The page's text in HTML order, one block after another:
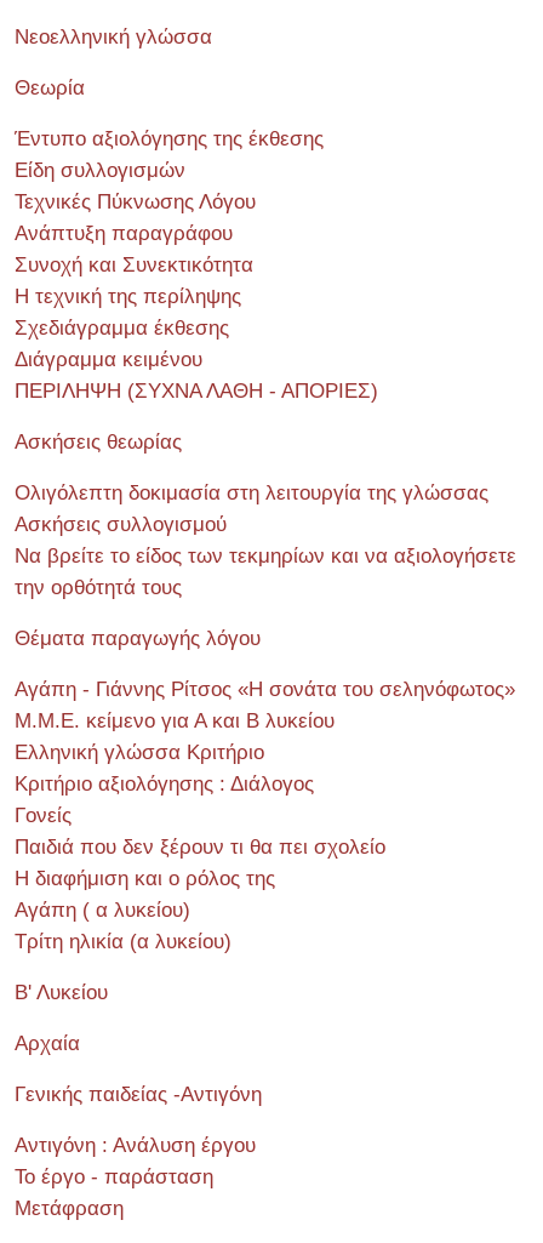
Νεοελληνική γλώσσα
Θεωρία
Έντυπο αξιολόγησης της έκθεσης
Είδη συλλογισμών
Τεχνικές Πύκνωσης Λόγου
Ανάπτυξη παραγράφου
Συνοχή και Συνεκτικότητα
Η τεχνική της περίληψης
Σχεδιάγραμμα έκθεσης
Διάγραμμα κειμένου
ΠΕΡΙΛΗΨΗ (ΣΥΧΝΑ ΛΑΘΗ - ΑΠΟΡΙΕΣ)
Ασκήσεις θεωρίας
Ολιγόλεπτη δοκιμασία στη λειτουργία της γλώσσας
Ασκήσεις συλλογισμού
Να βρείτε το είδος των τεκμηρίων και να αξιολογήσετε
την ορθότητά τους
Θέματα παραγωγής λόγου
Αγάπη - Γιάννης Ρίτσος «Η σονάτα του σεληνόφωτος»
Μ.Μ.Ε. κείμενο για Α και Β λυκείου
Ελληνική γλώσσα Κριτήριο
Κριτήριο αξιολόγησης : Διάλογος
Γονείς
Παιδιά που δεν ξέρουν τι θα πει σχολείο
Η διαφήμιση και ο ρόλος της
Αγάπη ( α λυκείου)
Τρίτη ηλικία (α λυκείου)
Β' Λυκείου
Αρχαία
Γενικής παιδείας -Αντιγόνη
Αντιγόνη : Ανάλυση έργου
Το έργο - παράσταση
Μετάφραση